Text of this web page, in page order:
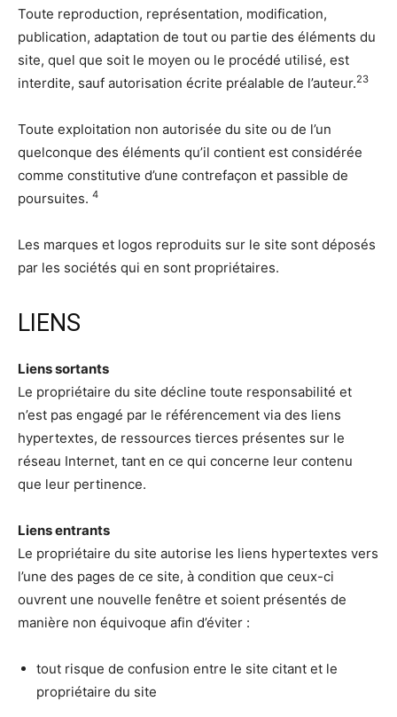
Toute reproduction, représentation, modification,
publication, adaptation de tout ou partie des éléments du
site, quel que soit le moyen ou le procédé utilisé, est
interdite, sauf autorisation écrite préalable de l’auteur.23
Toute exploitation non autorisée du site ou de l’un
quelconque des éléments qu’il contient est considérée
comme constitutive d’une contrefaçon et passible de
poursuites. 4
Les marques et logos reproduits sur le site sont déposés
par les sociétés qui en sont propriétaires.
LIENS
Liens sortants
Le propriétaire du site décline toute responsabilité et
n’est pas engagé par le référencement via des liens
hypertextes, de ressources tierces présentes sur le
réseau Internet, tant en ce qui concerne leur contenu
que leur pertinence.
Liens entrants
Le propriétaire du site autorise les liens hypertextes vers
l’une des pages de ce site, à condition que ceux-ci
ouvrent une nouvelle fenêtre et soient présentés de
manière non équivoque afin d’éviter :
tout risque de confusion entre le site citant et le
propriétaire du site